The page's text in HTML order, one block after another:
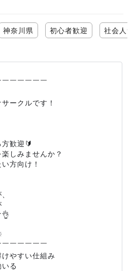
神奈川県 初心者歓迎 社会人
￣￣￣￣￣
ークルです！
歓迎🔰
しみませんか？
方向け！
￣￣￣￣￣
けやすい仕組み
いる